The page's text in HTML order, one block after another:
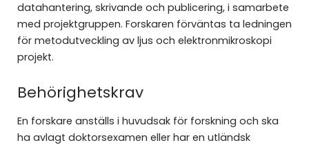
datahantering, skrivande och publicering, i samarbete
med projektgruppen. Forskaren förväntas ta ledningen
för metodutveckling av ljus och elektronmikroskopi
projekt.
Behörighetskrav
En forskare anställs i huvudsak för forskning och ska
ha avlagt doktorsexamen eller har en utländsk